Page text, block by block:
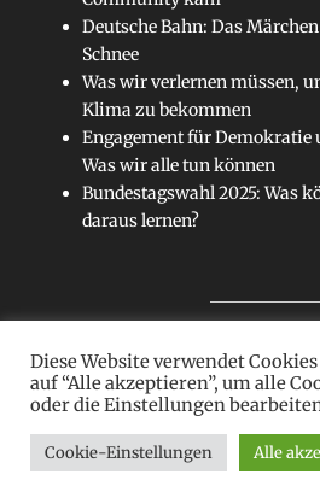
Deutsche Bahn: Das
Schnee
Was wir verlernen müssen,
Klima zu bekommen
Engagement für Demokratie
Was wir alle tun können
Bundestagswahl 2025: Was
daraus lernen?
Sitemap
Copyright © 2026Kein Blatt . Alle
Diese Website verwendet
auf “Alle akzeptieren”, um alle
oder die Einstellungen
Cookie-Einstellungen Alle